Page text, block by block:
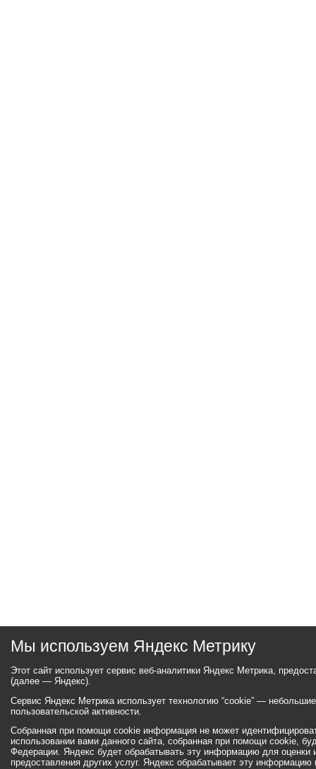
Мы используем Яндекс Метрику
Этот сайт использует сервис веб-аналитики Яндекс Метрика,
(далее — Яндекс).
Сервис Яндекс Метрика использует технологию “cookie” —
пользовательской активности.
Собранная при помощи cookie информация не может
использовании вами данного сайта, собранная при помощи cookie,
Федерации. Яндекс будет обрабатывать эту информацию для оценки
предоставления других услуг. Яндекс обрабатывает эту